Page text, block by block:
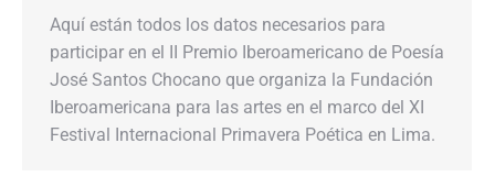
Aquí están todos los datos necesarios para
participar en el II Premio Iberoamericano de Poesía
José Santos Chocano que organiza la Fundación
Iberoamericana para las artes en el marco del XI
Festival Internacional Primavera Poética en Lima.